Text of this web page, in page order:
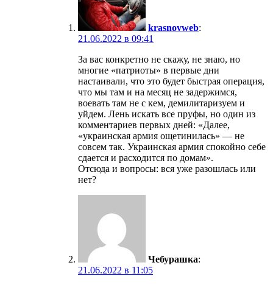
krasnovweb:
21.06.2022 в 09:41
За вас конкретно не скажу, не знаю, но
многие «патриоты» в первые дни
настаивали, что это будет быстрая операция,
что мы там и на месяц не задержимся,
воевать там не с кем, демилитаризуем и
уйдем. Лень искать все пруфы, но один из
комментариев первых дней: «Далее,
«украинская армия ощетинилась» — не
совсем так. Украинская армия спокойно себе
сдается и расходится по домам».
Отсюда и вопросы: вся уже разошлась или
нет?
Чебурашка:
21.06.2022 в 11:05